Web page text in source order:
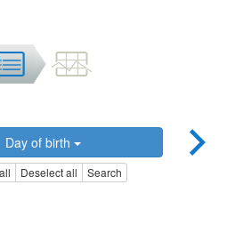
Day of birth
Deselect all Search